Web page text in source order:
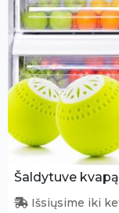
Išsiųsime iki